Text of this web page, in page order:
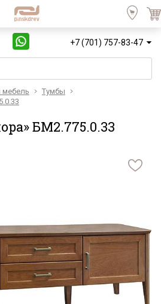
+7 (701) 757-83-47
мебель
Тумбы
БМ2.775.0.33